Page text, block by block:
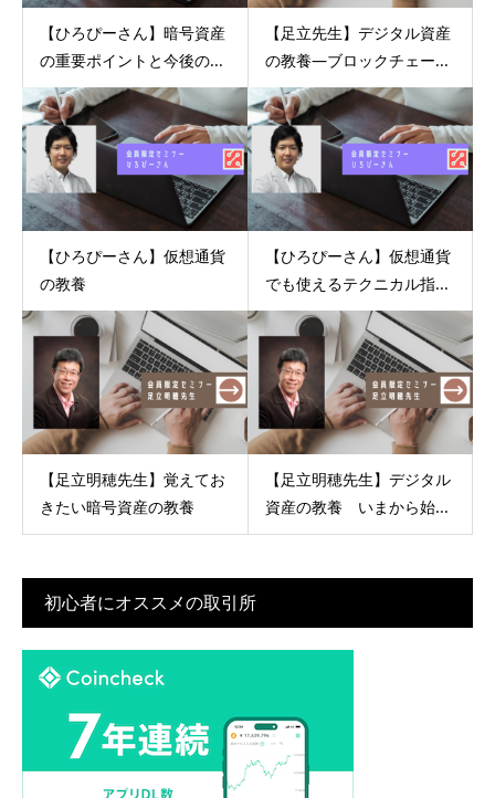
【ひろぴーさん】暗号資産
の重要ポイントと今後の...
【足立先生】デジタル資産
の教養―ブロックチェー...
【ひろぴーさん】仮想通貨
の教養
【ひろぴーさん】仮想通貨
でも使えるテクニカル指...
【足立明穂先生】覚えてお
きたい暗号資産の教養
【足立明穂先生】デジタル
資産の教養 いまから始...
初心者にオススメの取引所